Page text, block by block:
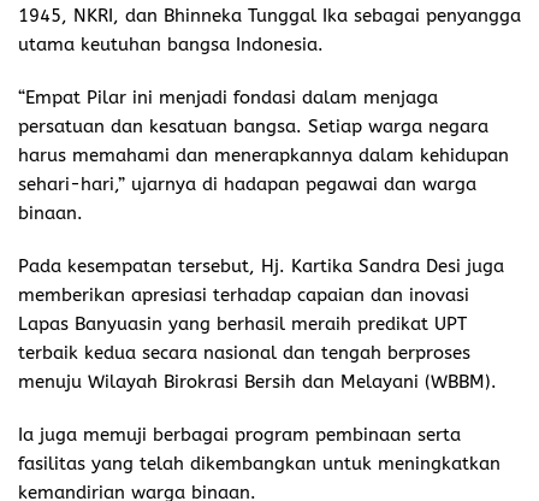
1945, NKRI, dan Bhinneka Tunggal Ika sebagai penyangga
utama keutuhan bangsa Indonesia.
“Empat Pilar ini menjadi fondasi dalam menjaga
persatuan dan kesatuan bangsa. Setiap warga negara
harus memahami dan menerapkannya dalam kehidupan
sehari-hari,” ujarnya di hadapan pegawai dan warga
binaan.
Pada kesempatan tersebut, Hj. Kartika Sandra Desi juga
memberikan apresiasi terhadap capaian dan inovasi
Lapas Banyuasin yang berhasil meraih predikat UPT
terbaik kedua secara nasional dan tengah berproses
menuju Wilayah Birokrasi Bersih dan Melayani (WBBM).
Ia juga memuji berbagai program pembinaan serta
fasilitas yang telah dikembangkan untuk meningkatkan
kemandirian warga binaan.